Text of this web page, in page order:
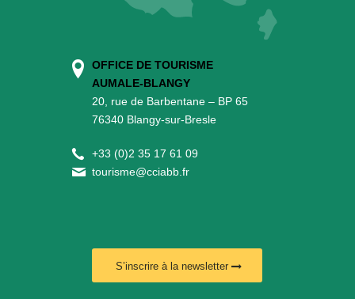
OFFICE DE TOURISME
AUMALE-BLANGY
20, rue de Barbentane – BP 65
76340 Blangy-sur-Bresle
+33 (0)2 35 17 61 09
tourisme@cciabb.fr
S’inscrire à la newsletter